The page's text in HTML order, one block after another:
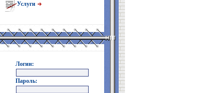
Услуги
Логин:
Пароль: